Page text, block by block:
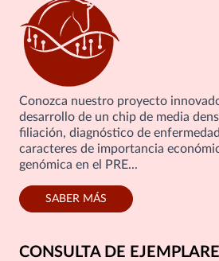
Conozca nuestro proyecto
desarrollo de un chip de media
filiación, diagnóstico de
caracteres de importancia
genómica en el PRE...
SABER MÁS
CONSULTA DE